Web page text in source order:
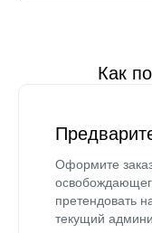
Как
Оформите
претендовать
текущий